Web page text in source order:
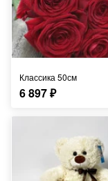
Классика 50см
6 897₽